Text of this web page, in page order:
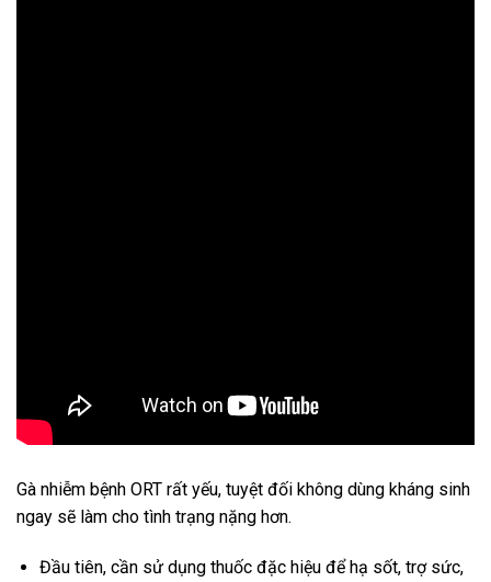
Gà nhiễm bệnh ORT rất yếu, tuyệt đối không dùng kháng sinh
ngay sẽ làm cho tình trạng nặng hơn.
Đầu tiên, cần sử dụng thuốc đặc hiệu để hạ sốt, trợ sức,